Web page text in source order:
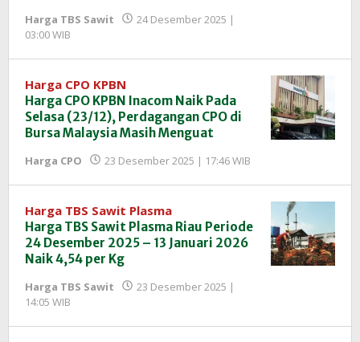
Harga TBS Sawit
24 Desember 2025 |
03:00 WIB
InfoSAWIT
Harga CPO KPBN
Harga CPO KPBN Inacom Naik Pada
Selasa (23/12), Perdagangan CPO di
Bursa Malaysia Masih Menguat
Harga CPO 23 Desember 2025 | 17:46 WIB
InfoSAWIT
Harga TBS Sawit Plasma
Harga TBS Sawit Plasma Riau Periode
24 Desember 2025 – 13 Januari 2026
Naik 4,54 per Kg
Harga TBS Sawit
23 Desember 2025 |
14:05 WIB
InfoSAWIT